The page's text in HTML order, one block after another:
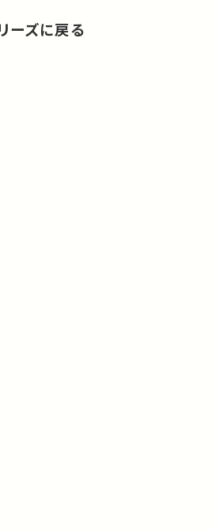
ーズに戻る